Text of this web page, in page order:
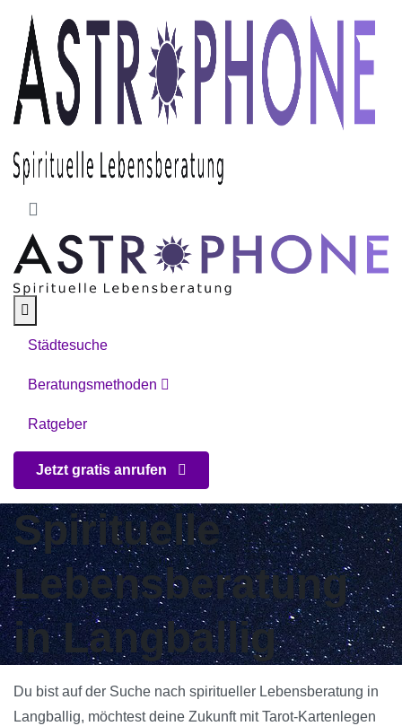
Skip to main content
Städtesuche
Beratungsmethoden
Ratgeber
Jetzt gratis anrufen
Spirituelle
Lebensberatung
in Langballig
Du bist auf der Suche nach spiritueller Lebensberatung in
Langballig, möchtest deine Zukunft mit Tarot-Kartenlegen